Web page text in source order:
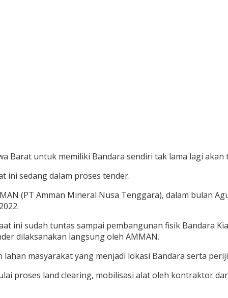
Barat untuk memiliki Bandara sendiri tak lama lagi akan
ini sedang dalam proses tender.
(PT Amman Mineral Nusa Tenggara), dalam bulan
ini sudah tuntas sampai pembangunan fisik Bandara
dilaksanakan langsung oleh AMMAN.
lahan masyarakat yang menjadi lokasi Bandara serta
proses land clearing, mobilisasi alat oleh kontraktor